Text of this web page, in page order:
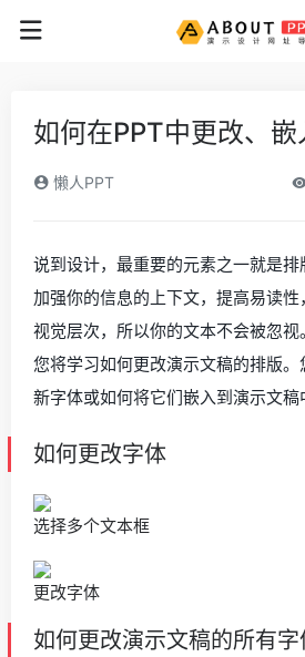
如何在PPT中更改、
懒人PPT
说到设计，最重要的元素之一就是
加强你的信息的上下文，提高易读
视觉层次，所以你的文本不会被忽视
您将学习如何更改演示文稿的排版
新字体或如何将它们嵌入到演示文稿
如何更改字体
选择多个文本框
更改字体
如何更改演示文稿的所有字